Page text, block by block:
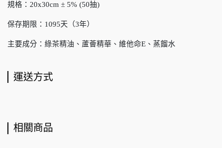
規格：20x30cm ± 5% (50抽)
保存期限：1095天（3年）
主要成分：綠茶精油、蘆薈精華、維他命E、蒸餾水
運送方式
相關商品